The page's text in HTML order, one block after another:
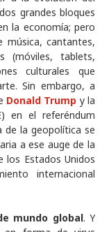
grandes bloques
la economía; pero
música, cantantes,
(móviles, tablets,
culturales que
Sin embargo, a
Donald Trump y la
en el referéndum
de la geopolítica se
a ese auge de la
los Estados Unidos
internacional
mundo global. Y